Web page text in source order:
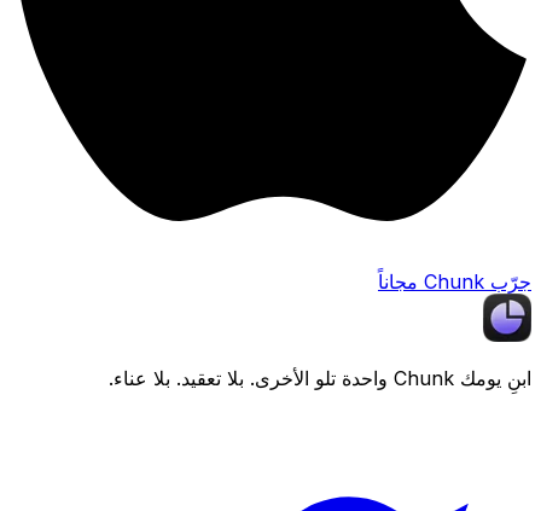
جرّب Chunk مجاناً
ابنِ يومك Chunk واحدة تلو الأخرى. بلا تعقيد. بلا عناء.